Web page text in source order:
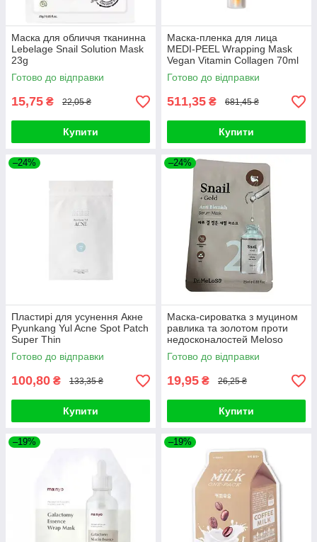
Маска для обличчя тканинна
Lebelage Snail Solution Mask
23g
Готово до відправки
15,75 ₴ 22,05 ₴
Купити
Маска-пленка для лица
MEDI-PEEL Wrapping Mask
Vegan Vitamin Collagen 70ml
Готово до відправки
511,35 ₴ 681,45 ₴
Купити
–24%
Пластирі для усунення Акне
Pyunkang Yul Acne Spot Patch
Super Thin
Готово до відправки
100,80 ₴ 133,35 ₴
Купити
–24%
Маска-сироватка з муцином
равлика та золотом проти
недосконалостей Meloso
Snail + Gold Anti Blemish
Готово до відправки
19,95 ₴ 26,25 ₴
Купити
–19% –19%